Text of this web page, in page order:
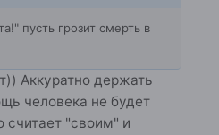
пусть грозит смерть в
Аккуратно держать
человека не будет
считает "своим" и